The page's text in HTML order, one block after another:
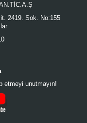
2419. Sok. No:155
etmeyi unutmayın!